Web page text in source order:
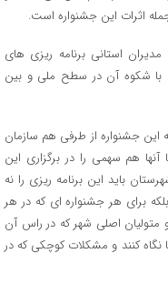
اثرات این جشنواره است.
مدیران استانی برنامه ریزی های
با شکوه آن در سطح ملی و بین
این جشنواره از طرفی هم سازمان
هم سهمی را در برگزاری این
باید این برنامه ریزی را نه
برای هر جشنواره ای که در هر
متولیان اصلی شهر که در راس آن
نگاه کنند و مشکلات کوچکی که در